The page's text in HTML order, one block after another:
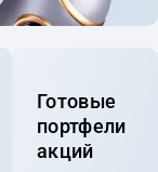
Готовые
портфели
акций